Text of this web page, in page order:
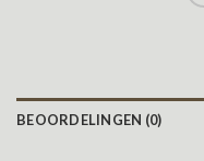
BEOORDELINGEN (0)